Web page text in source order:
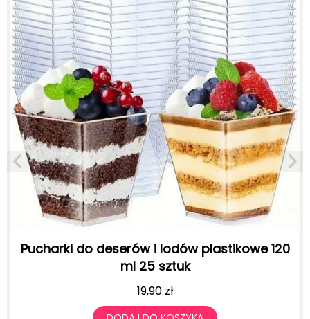
Pucharki do deserów i lodów plastikowe 120
ml 25 sztuk
19,90 zł